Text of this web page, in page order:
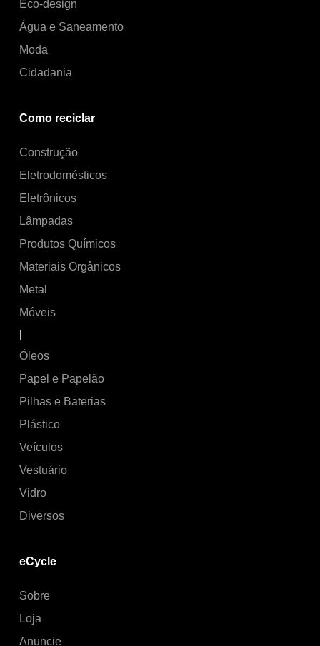
Eco-design
Água e Saneamento
Moda
Cidadania
Como reciclar
Construção
Eletrodomésticos
Eletrônicos
Lâmpadas
Produtos Químicos
Materiais Orgânicos
Metal
Móveis
|
Óleos
Papel e Papelão
Pilhas e Baterias
Plástico
Veículos
Vestuário
Vidro
Diversos
eCycle
Sobre
Loja
Anuncie